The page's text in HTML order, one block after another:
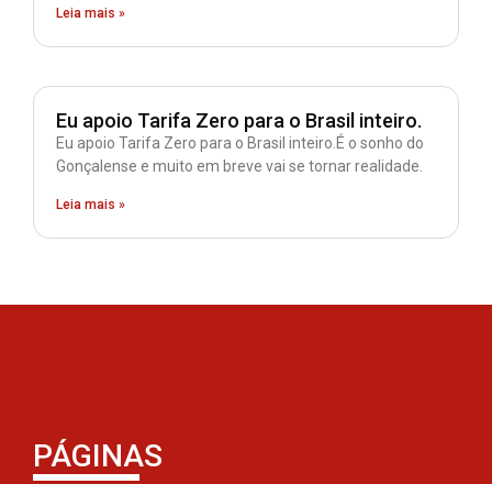
Leia mais »
Eu apoio Tarifa Zero para o Brasil inteiro.
Eu apoio Tarifa Zero para o Brasil inteiro.É o sonho do
Gonçalense e muito em breve vai se tornar realidade.
Leia mais »
PÁGINAS